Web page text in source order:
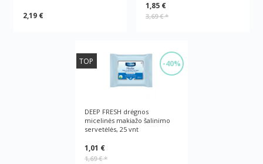
2,19 €
1,85 €
3,69 €*
-40%
TOP
DEEP FRESH drėgnos
micelinės makiažo šalinimo
servetėlės, 25 vnt
1,01 €
1,69 €*